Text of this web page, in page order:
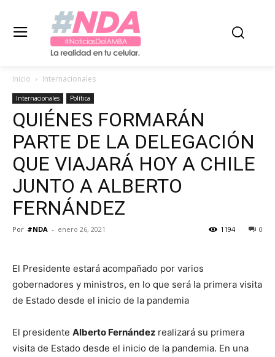
Inicio Internacionales
Internacionales Política
QUIÉNES FORMARÁN
PARTE DE LA DELEGACIÓN
QUE VIAJARÁ HOY A CHILE
JUNTO A ALBERTO
FERNÁNDEZ
Por #NDA - enero 26, 2021 0
1194
El Presidente estará acompañado por varios
gobernadores y ministros, en lo que será la primera visita
de Estado desde el inicio de la pandemia
El presidente Alberto Fernández realizará su primera
visita de Estado desde el inicio de la pandemia. En una